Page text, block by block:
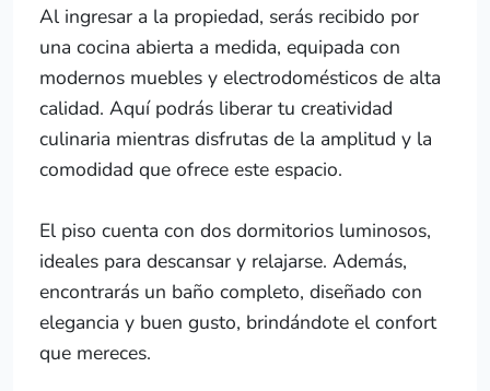
Al ingresar a la propiedad, serás recibido por
una cocina abierta a medida, equipada con
modernos muebles y electrodomésticos de alta
calidad. Aquí podrás liberar tu creatividad
culinaria mientras disfrutas de la amplitud y la
comodidad que ofrece este espacio.
El piso cuenta con dos dormitorios luminosos,
ideales para descansar y relajarse. Además,
encontrarás un baño completo, diseñado con
elegancia y buen gusto, brindándote el confort
que mereces.